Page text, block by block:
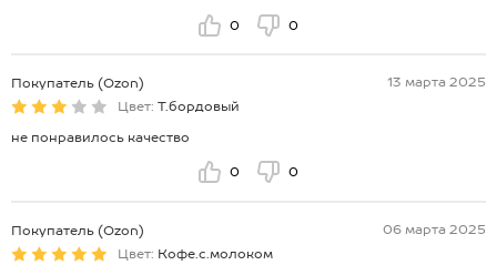
0 0
Покупатель (Ozon)
13 марта 2025
Цвет: Т.бордовый
не понравилось качество
0 0
Покупатель (Ozon)
06 марта 2025
Цвет: Кофе.с.молоком